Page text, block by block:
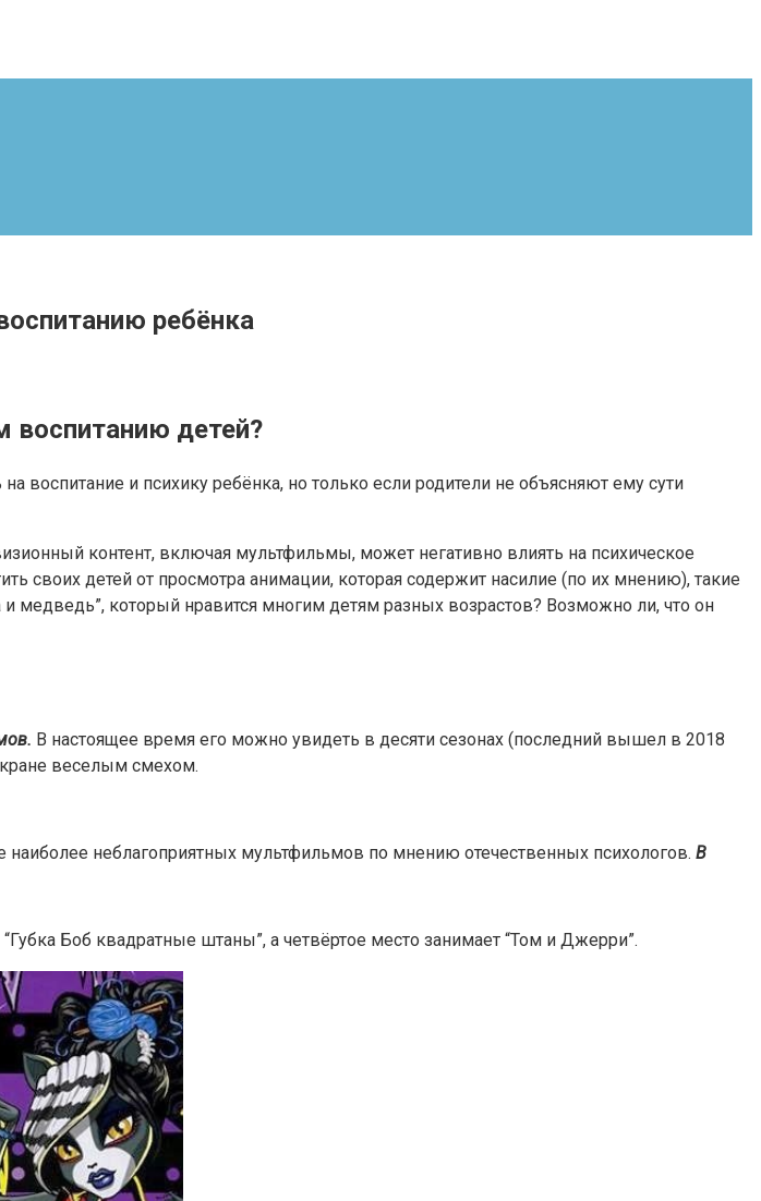
ребёнка
детей?
контент, включая мультфильмы, может негативно влиять на психическое
своих детей от просмотра анимации, которая содержит насилие (по их мнению), такие
медведь”, который нравится многим детям разных возрастов? Возможно ли, что он
В настоящее время его можно увидеть в десяти сезонах (последний вышел в 2018
веселым смехом.
наиболее неблагоприятных мультфильмов по мнению отечественных психологов. В
Боб квадратные штаны”, а четвёртое место занимает “Том и Джерри”.